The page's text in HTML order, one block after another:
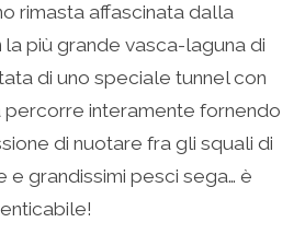
rimasta affascinata dalla
la più grande vasca-laguna di
di uno speciale tunnel con
interamente fornendo
di nuotare fra gli squali di
e grandissimi pesci sega… è